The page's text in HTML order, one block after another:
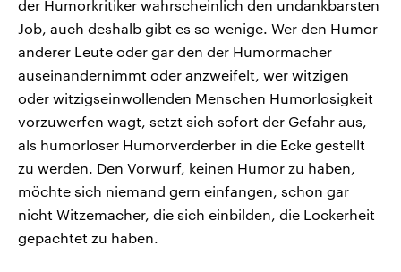
der Humorkritiker wahrscheinlich den undankbarsten
Job, auch deshalb gibt es so wenige. Wer den Humor
anderer Leute oder gar den der Humormacher
auseinandernimmt oder anzweifelt, wer witzigen
oder witzigseinwollenden Menschen Humorlosigkeit
vorzuwerfen wagt, setzt sich sofort der Gefahr aus,
als humorloser Humorverderber in die Ecke gestellt
zu werden. Den Vorwurf, keinen Humor zu haben,
möchte sich niemand gern einfangen, schon gar
nicht Witzemacher, die sich einbilden, die Lockerheit
gepachtet zu haben.